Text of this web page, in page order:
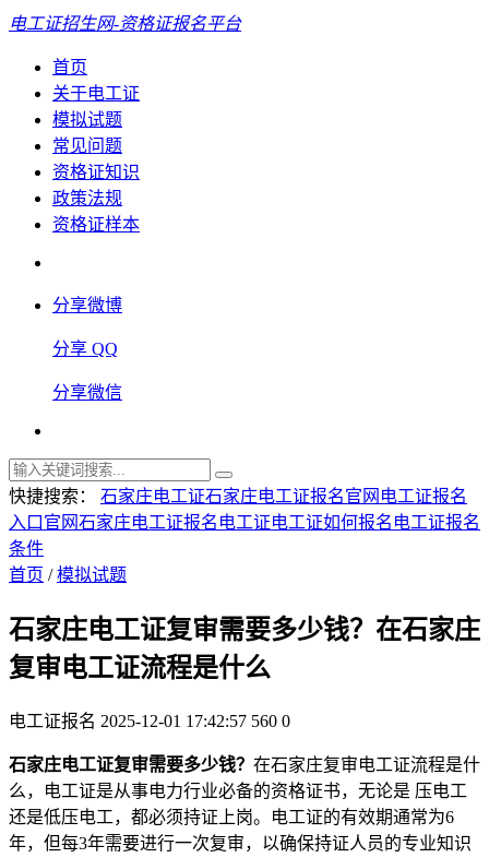
电工证招生网-资格证报名平台
首页
关于电工证
模拟试题
常见问题
资格证知识
政策法规
资格证样本
分享微博
分享 QQ
分享微信
快捷搜索： 石家庄电工证石家庄电工证报名官网 电工证报名
入口官网石家庄电工证报名 电工证电工证如何报名 电工证报名
条件
首页 /模拟试题
石家庄电工证复审需要多少钱？在石家庄
复审电工证流程是什么
电工证报名 2025-12-01 17:42:57 560 0
石家庄电工证复审需要多少钱？ 在石家庄复审电工证流程是什
么，电工证是从事电力行业必备的资格证书，无论是 压电工
还是低压电工，都必须持证上岗。电工证的有效期通常为6
年，但每3年需要进行一次复审，以确保持证人员的专业知识